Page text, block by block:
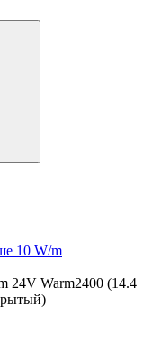
10 W/m
24V Warm2400 (14.4